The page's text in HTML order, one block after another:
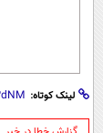
لینک کوتاه: